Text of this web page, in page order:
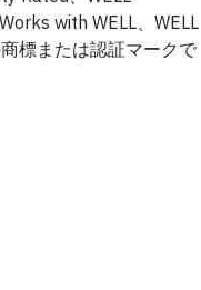
with WELL、WELL
標または認証マークで